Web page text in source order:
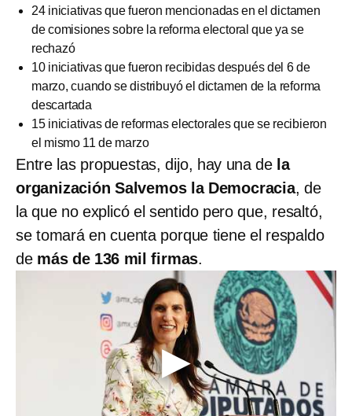
24 iniciativas que fueron mencionadas en el dictamen
de comisiones sobre la reforma electoral que ya se
rechazó
10 iniciativas que fueron recibidas después del 6 de
marzo, cuando se distribuyó el dictamen de la reforma
descartada
15 iniciativas de reformas electorales que se recibieron
el mismo 11 de marzo
Entre las propuestas, dijo, hay una de la
organización Salvemos la Democracia, de
la que no explicó el sentido pero que, resaltó,
se tomará en cuenta porque tiene el respaldo
de más de 136 mil firmas.